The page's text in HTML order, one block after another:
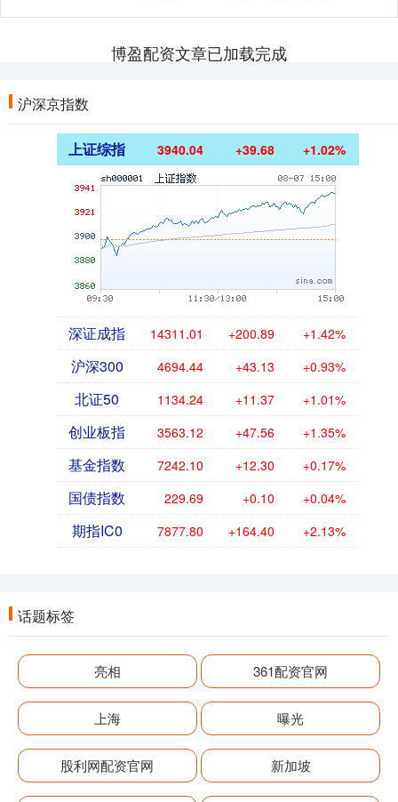
博盈配资文章已加载完成
沪深京指数
上证综指 3940.04 +39.68 +1.02%
深证成指 14311.01 +200.89 +1.42%
沪深300 4694.44 +43.13 +0.93%
北证50 1134.24 +11.37 +1.01%
创业板指 3563.12 +47.56 +1.35%
基金指数 7242.10 +12.30 +0.17%
国债指数 229.69 +0.10 +0.04%
期指IC0 7877.80 +164.40 +2.13%
话题标签
亮相 361配资官网
上海 曝光
股利网配资官网 新加坡